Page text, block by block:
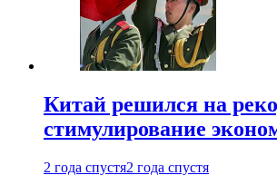
Китай решился на
стимулирование
2 года спустя2 года спустя